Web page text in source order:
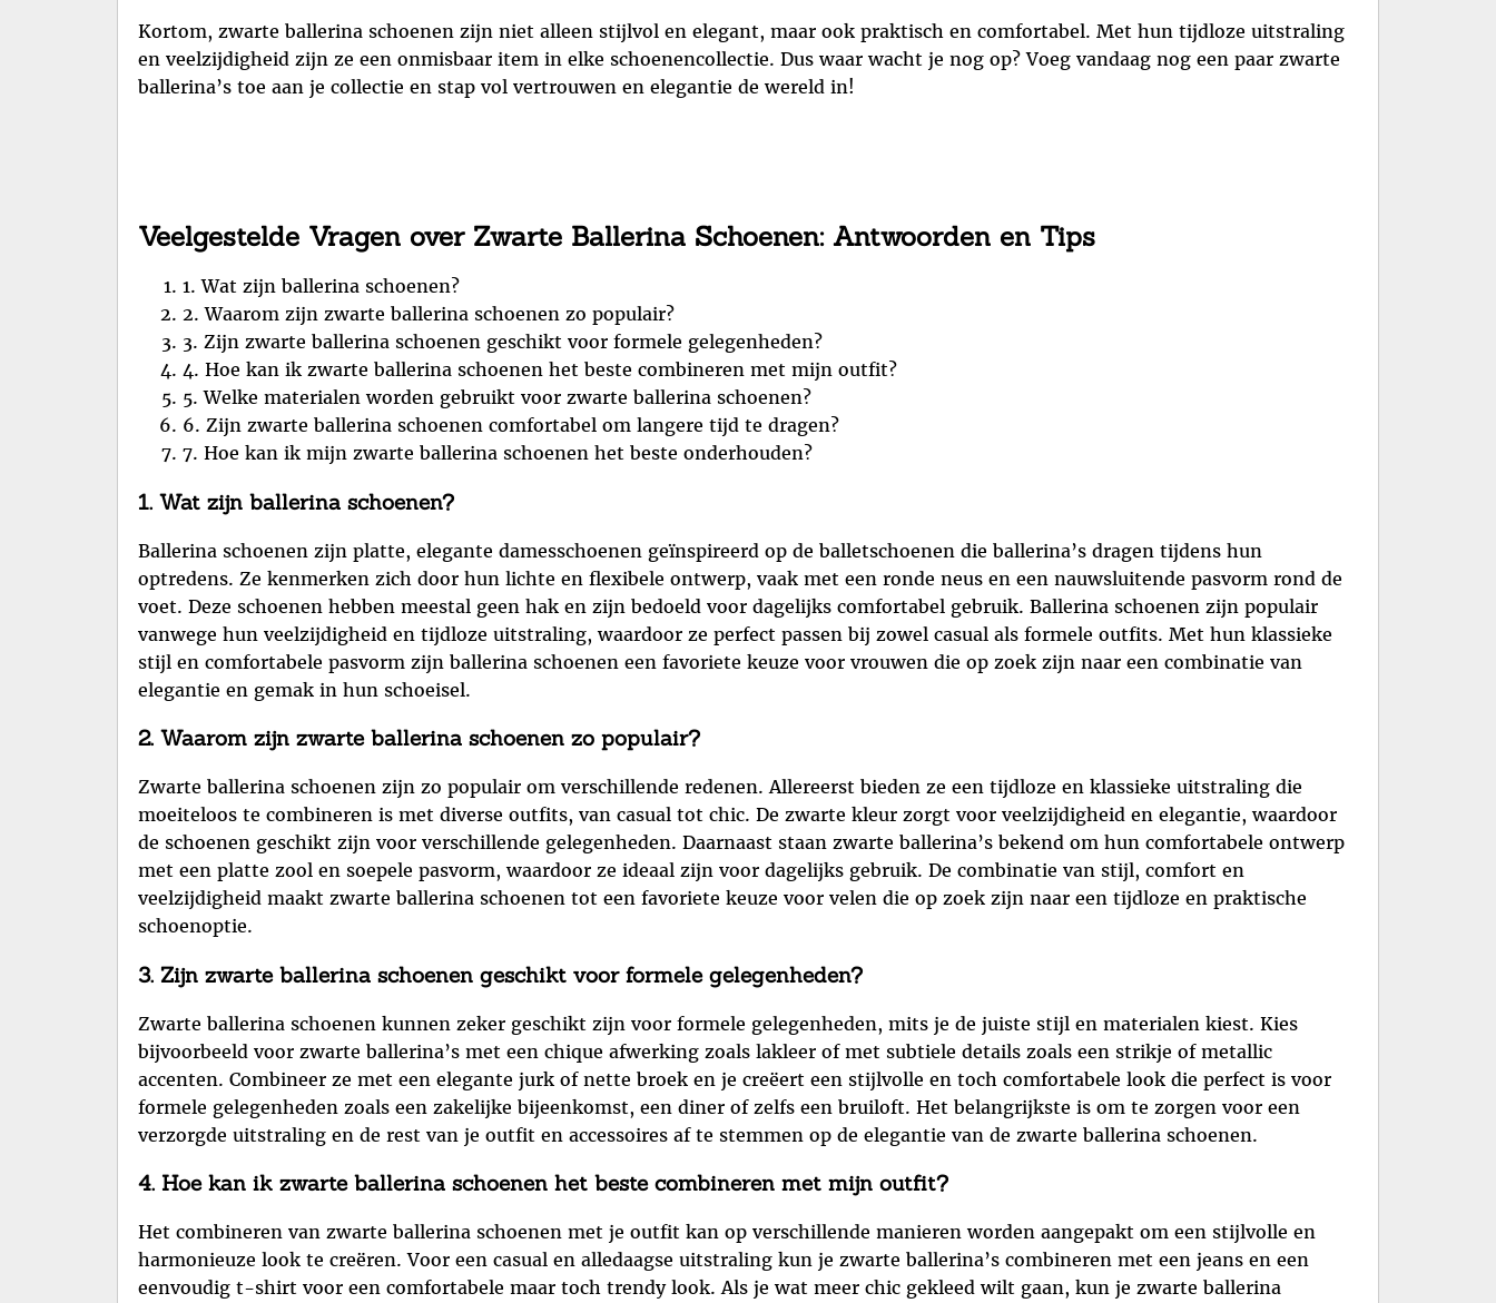
Kortom, zwarte ballerina schoenen zijn niet alleen stijlvol en elegant, maar ook praktisch en comfortabel. Met hun tijdloze uitstraling
en veelzijdigheid zijn ze een onmisbaar item in elke schoenencollectie. Dus waar wacht je nog op? Voeg vandaag nog een paar zwarte
ballerina’s toe aan je collectie en stap vol vertrouwen en elegantie de wereld in!
Veelgestelde Vragen over Zwarte Ballerina Schoenen: Antwoorden en Tips
1. Wat zijn ballerina schoenen?
2. Waarom zijn zwarte ballerina schoenen zo populair?
3. Zijn zwarte ballerina schoenen geschikt voor formele gelegenheden?
4. Hoe kan ik zwarte ballerina schoenen het beste combineren met mijn outfit?
5. Welke materialen worden gebruikt voor zwarte ballerina schoenen?
6. Zijn zwarte ballerina schoenen comfortabel om langere tijd te dragen?
7. Hoe kan ik mijn zwarte ballerina schoenen het beste onderhouden?
1. Wat zijn ballerina schoenen?
Ballerina schoenen zijn platte, elegante damesschoenen geïnspireerd op de balletschoenen die ballerina’s dragen tijdens hun
optredens. Ze kenmerken zich door hun lichte en flexibele ontwerp, vaak met een ronde neus en een nauwsluitende pasvorm rond de
voet. Deze schoenen hebben meestal geen hak en zijn bedoeld voor dagelijks comfortabel gebruik. Ballerina schoenen zijn populair
vanwege hun veelzijdigheid en tijdloze uitstraling, waardoor ze perfect passen bij zowel casual als formele outfits. Met hun klassieke
stijl en comfortabele pasvorm zijn ballerina schoenen een favoriete keuze voor vrouwen die op zoek zijn naar een combinatie van
elegantie en gemak in hun schoeisel.
2. Waarom zijn zwarte ballerina schoenen zo populair?
Zwarte ballerina schoenen zijn zo populair om verschillende redenen. Allereerst bieden ze een tijdloze en klassieke uitstraling die
moeiteloos te combineren is met diverse outfits, van casual tot chic. De zwarte kleur zorgt voor veelzijdigheid en elegantie, waardoor
de schoenen geschikt zijn voor verschillende gelegenheden. Daarnaast staan zwarte ballerina’s bekend om hun comfortabele ontwerp
met een platte zool en soepele pasvorm, waardoor ze ideaal zijn voor dagelijks gebruik. De combinatie van stijl, comfort en
veelzijdigheid maakt zwarte ballerina schoenen tot een favoriete keuze voor velen die op zoek zijn naar een tijdloze en praktische
schoenoptie.
3. Zijn zwarte ballerina schoenen geschikt voor formele gelegenheden?
Zwarte ballerina schoenen kunnen zeker geschikt zijn voor formele gelegenheden, mits je de juiste stijl en materialen kiest. Kies
bijvoorbeeld voor zwarte ballerina’s met een chique afwerking zoals lakleer of met subtiele details zoals een strikje of metallic
accenten. Combineer ze met een elegante jurk of nette broek en je creëert een stijlvolle en toch comfortabele look die perfect is voor
formele gelegenheden zoals een zakelijke bijeenkomst, een diner of zelfs een bruiloft. Het belangrijkste is om te zorgen voor een
verzorgde uitstraling en de rest van je outfit en accessoires af te stemmen op de elegantie van de zwarte ballerina schoenen.
4. Hoe kan ik zwarte ballerina schoenen het beste combineren met mijn outfit?
Het combineren van zwarte ballerina schoenen met je outfit kan op verschillende manieren worden aangepakt om een stijlvolle en
harmonieuze look te creëren. Voor een casual en alledaagse uitstraling kun je zwarte ballerina’s combineren met een jeans en een
eenvoudig t-shirt voor een comfortabele maar toch trendy look. Als je wat meer chic gekleed wilt gaan, kun je zwarte ballerina